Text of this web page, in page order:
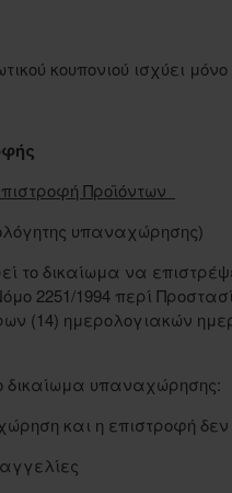
κουπονιού ισχύει
Προϊόντων
υπαναχώρησης)
το δικαίωμα να
2251/1994 περί
(14) ημερολογιακών
δικαίωμα υπαναχώρησης:
και η επιστροφή δεν